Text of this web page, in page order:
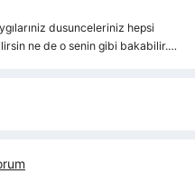
dusunceleriniz hepsi
ne de o senin gibi bakabilir.…